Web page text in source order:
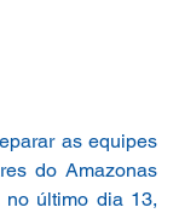
as equipes
do Amazonas
no último dia 13,